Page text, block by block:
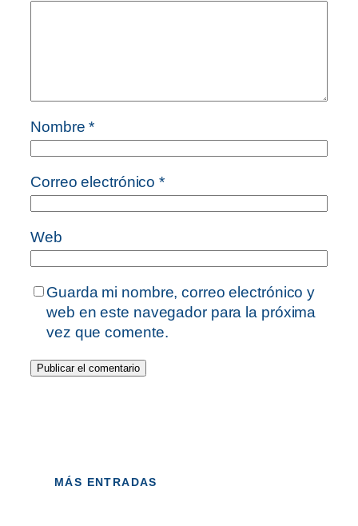
Nombre*
Correo electrónico*
Web
Guarda mi nombre, correo electrónico y
web en este navegador para la próxima
vez que comente.
MÁS ENTRADAS